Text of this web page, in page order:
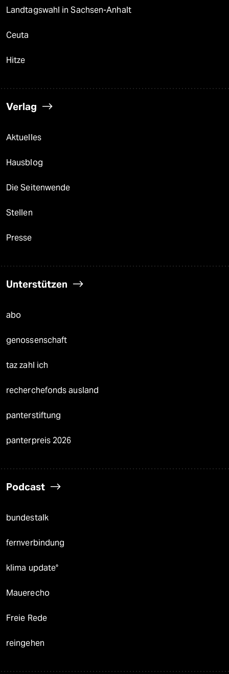
Landtagswahl in Sachsen-Anhalt
Ceuta
Hitze
Verlag
Aktuelles
Hausblog
Die Seitenwende
Stellen
Presse
Unterstützen
abo
genossenschaft
taz zahl ich
recherchefonds ausland
panterstiftung
panterpreis 2026
Podcast
bundestalk
fernverbindung
klima update°
Mauerecho
Freie Rede
reingehen